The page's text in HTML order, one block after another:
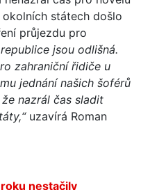
státech došlo
průjezdu pro
jsou odlišná.
zahraniční řidiče u
jednání našich šoférů
nazrál čas sladit
uzavírá Roman
nestačily